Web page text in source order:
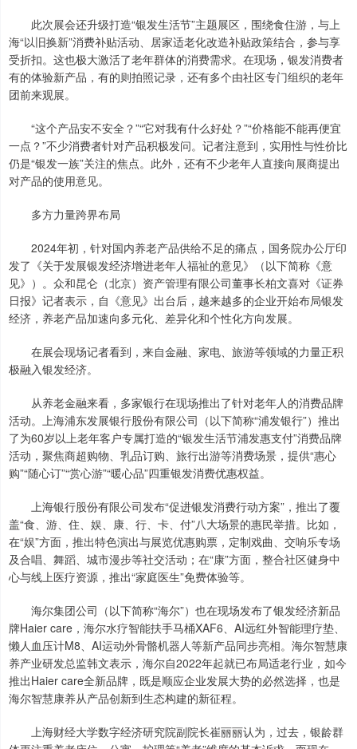
此次展会还升级打造“银发生活节”主题展区，围绕食住游，与上
海“以旧换新”消费补贴活动、居家适老化改造补贴政策结合，参与享
受折扣。这也极大激活了老年群体的消费需求。在现场，银发消费者
有的体验新产品，有的则拍照记录，还有多个由社区专门组织的老年
团前来观展。
“这个产品安不安全？”“它对我有什么好处？”“价格能不能再便宜
一点？”不少消费者针对产品积极发问。记者注意到，实用性与性价比
仍是“银发一族”关注的焦点。此外，还有不少老年人直接向展商提出
对产品的使用意见。
多方力量跨界布局
2024年初，针对国内养老产品供给不足的痛点，国务院办公厅印
发了《关于发展银发经济增进老年人福祉的意见》（以下简称《意
见》）。众和昆仑（北京）资产管理有限公司董事长柏文喜对《证券
日报》记者表示，自《意见》出台后，越来越多的企业开始布局银发
经济，养老产品加速向多元化、差异化和个性化方向发展。
在展会现场记者看到，来自金融、家电、旅游等领域的力量正积
极融入银发经济。
从养老金融来看，多家银行在现场推出了针对老年人的消费品牌
活动。上海浦东发展银行股份有限公司（以下简称“浦发银行”）推出
了为60岁以上老年客户专属打造的“银发生活节浦发惠支付”消费品牌
活动，聚焦商超购物、乳品订购、旅行出游等消费场景，提供“惠心
购”“随心订”“赏心游”“暖心品”四重银发消费优惠权益。
上海银行股份有限公司发布“促进银发消费行动方案”，推出了覆
盖“食、游、住、娱、康、行、卡、付”八大场景的惠民举措。比如，
在“娱”方面，推出特色演出与展览优惠购票，定制戏曲、交响乐专场
及合唱、舞蹈、城市漫步等社交活动；在“康”方面，整合社区健身中
心与线上医疗资源，推出“家庭医生”免费体验等。
海尔集团公司（以下简称“海尔”）也在现场发布了银发经济新品
牌Haier care，海尔水疗智能扶手马桶XAF6、AI远红外智能理疗垫、
懒人血压计M8、AI运动外骨骼机器人等新产品同步亮相。海尔智慧康
养产业研发总监韩文表示，海尔自2022年起就已布局适老行业，如今
推出Haier care全新品牌，既是顺应企业发展大势的必然选择，也是
海尔智慧康养从产品创新到生态构建的新征程。
上海财经大学数字经济研究院副院长崔丽丽认为，过去，银龄群